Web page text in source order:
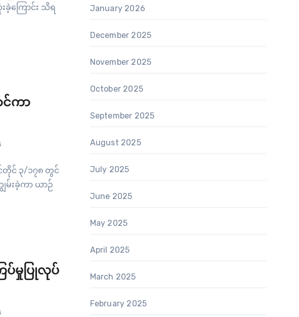
ကြောင်း သိရ
ကာ
င်တိုင် ၃/၁၇၈ တွင်
မ်းခဲ့ကာ ယာဉ်
ပ်မှုပြုလုပ်
January 2026
December 2025
November 2025
October 2025
September 2025
August 2025
July 2025
June 2025
May 2025
April 2025
March 2025
February 2025